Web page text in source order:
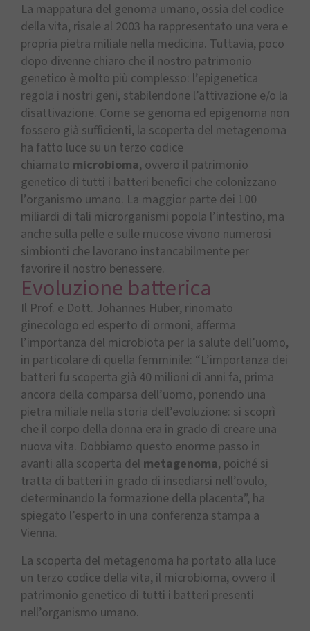
La mappatura del genoma umano, ossia del codice
della vita, risale al 2003 ha rappresentato una vera e
propria pietra miliale nella medicina. Tuttavia, poco
dopo divenne chiaro che il nostro patrimonio
genetico è molto più complesso: l’epigenetica
regola i nostri geni, stabilendone l’attivazione e/o la
disattivazione. Come se genoma ed epigenoma non
fossero già sufficienti, la scoperta del metagenoma
ha fatto luce su un terzo codice
chiamato microbioma, ovvero il patrimonio
genetico di tutti i batteri benefici che colonizzano
l’organismo umano. La maggior parte dei 100
miliardi di tali microrganismi popola l’intestino, ma
anche sulla pelle e sulle mucose vivono numerosi
simbionti che lavorano instancabilmente per
favorire il nostro benessere.
Evoluzione batterica
Il Prof. e Dott. Johannes Huber, rinomato
ginecologo ed esperto di ormoni, afferma
l’importanza del microbiota per la salute dell’uomo,
in particolare di quella femminile: “L’importanza dei
batteri fu scoperta già 40 milioni di anni fa, prima
ancora della comparsa dell’uomo, ponendo una
pietra miliale nella storia dell’evoluzione: si scoprì
che il corpo della donna era in grado di creare una
nuova vita. Dobbiamo questo enorme passo in
avanti alla scoperta del metagenoma, poiché si
tratta di batteri in grado di insediarsi nell’ovulo,
determinando la formazione della placenta”, ha
spiegato l’esperto in una conferenza stampa a
Vienna.
La scoperta del metagenoma ha portato alla luce
un terzo codice della vita, il microbioma, ovvero il
patrimonio genetico di tutti i batteri presenti
nell’organismo umano.